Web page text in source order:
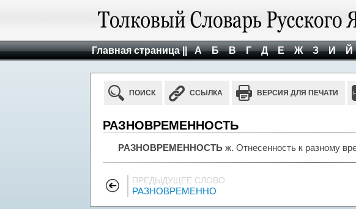
Главная страница || А Б В Г Д Е Ж З И Й
ПОИСК ССЫЛКА ВЕРСИЯ ДЛЯ ПЕЧАТИ
РАЗНОВРЕМЕННОСТЬ
РАЗНОВРЕМЕННОСТЬ ж. Отнесенность к разному
ПРЕДЫДУЩЕЕ СЛОВО
РАЗНОВРЕМЕННО